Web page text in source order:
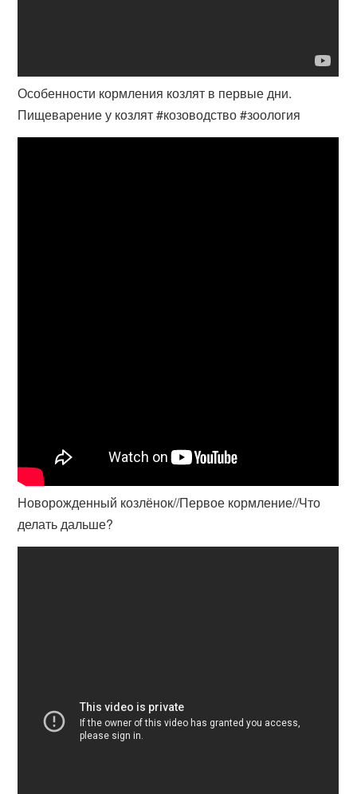
Особенности кормления козлят в первые дни.
Пищеварение у козлят #козоводство #зоология
Новорожденный козлёнок//Первое кормление//Что
делать дальше?